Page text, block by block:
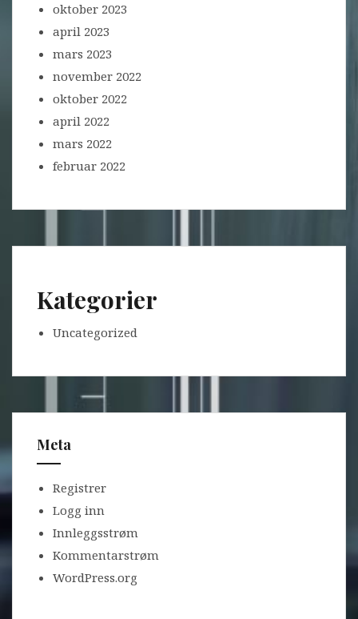
oktober 2023
april 2023
mars 2023
november 2022
oktober 2022
april 2022
mars 2022
februar 2022
Kategorier
Uncategorized
Meta
Registrer
Logg inn
Innleggsstrøm
Kommentarstrøm
WordPress.org